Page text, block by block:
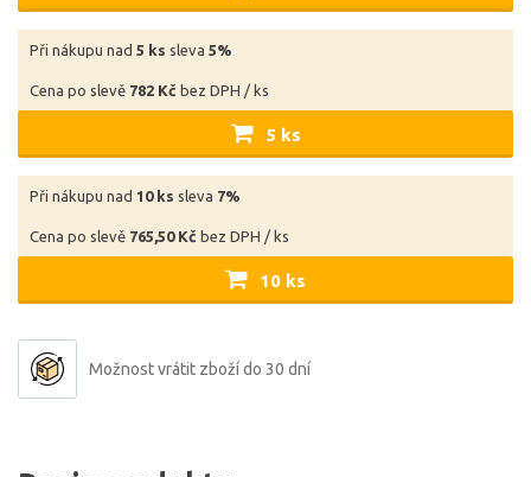
Při nákupu nad 5 ks sleva 5%
Cena po slevě 782 Kč bez DPH / ks
5 ks
Při nákupu nad 10 ks sleva 7%
Cena po slevě 765,50 Kč bez DPH / ks
10 ks
Možnost vrátit zboží do 30 dní